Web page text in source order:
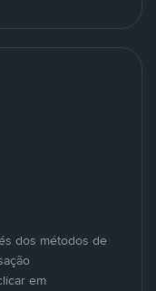
dos métodos de
em